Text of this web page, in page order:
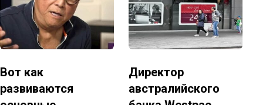
Вот как
развиваются
Директор
австралийского